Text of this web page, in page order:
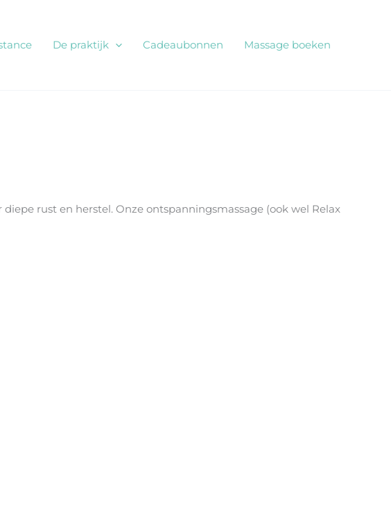
De praktijk Cadeaubonnen Massage boeken
rust en herstel. Onze ontspanningsmassage (ook wel Relax